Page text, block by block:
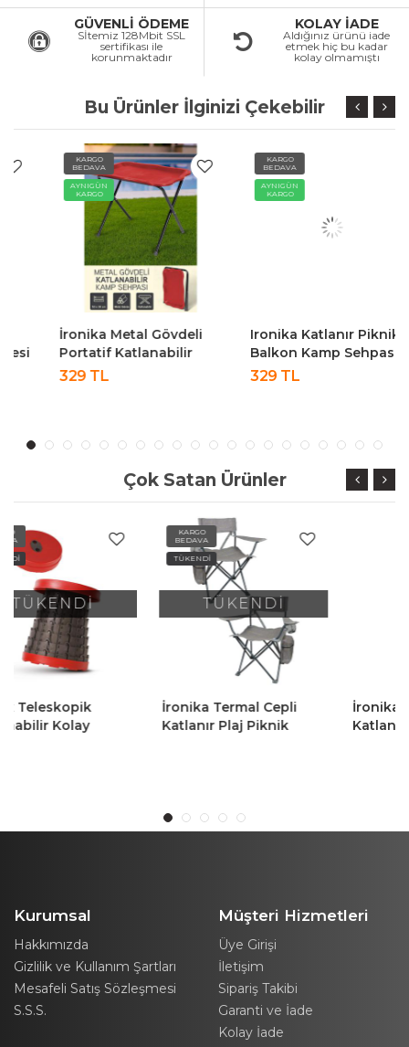
GÜVENLİ ÖDEME
Sİtemiz 128Mbit SSL
sertifikası ile
korunmaktadır
KOLAY İADE
Aldığınız ürünü iade
etmek hiç bu kadar
kolay olmamıştı
Bu Ürünler İlginizi Çekebilir
BEDAVA
AYNIGÜN
İronika Metal Gövdeli
Portatif Katlanabilir
Kamp Piknik Balkon
329 TL
BEDAVA
AYNIGÜN
Ironika Katlanır Piknik
Balkon Kamp Sehpası
Masası
329 TL
Çok Satan Ürünler
KARGO
BEDAVA
TÜKENDİ
TÜKENDİ
İronika Termal Cepli
Katlanır Plaj Piknik
KARGO
BEDAVA
TÜKENDİ
TÜKENDİ
İronika Termal Cepli
Katlanır Plaj Piknik
Kurumsal
Hakkımızda
Gizlilik ve Kullanım Şartları
Mesafeli Satış Sözleşmesi
S.S.S.
Müşteri Hizmetleri
Üye Girişi
İletişim
Sipariş Takibi
Garanti ve İade
Kolay İade